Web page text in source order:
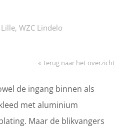
Lille, WZC Lindelo
« Terug naar het overzicht
de ingang binnen als
met aluminium
Maar de blikvangers